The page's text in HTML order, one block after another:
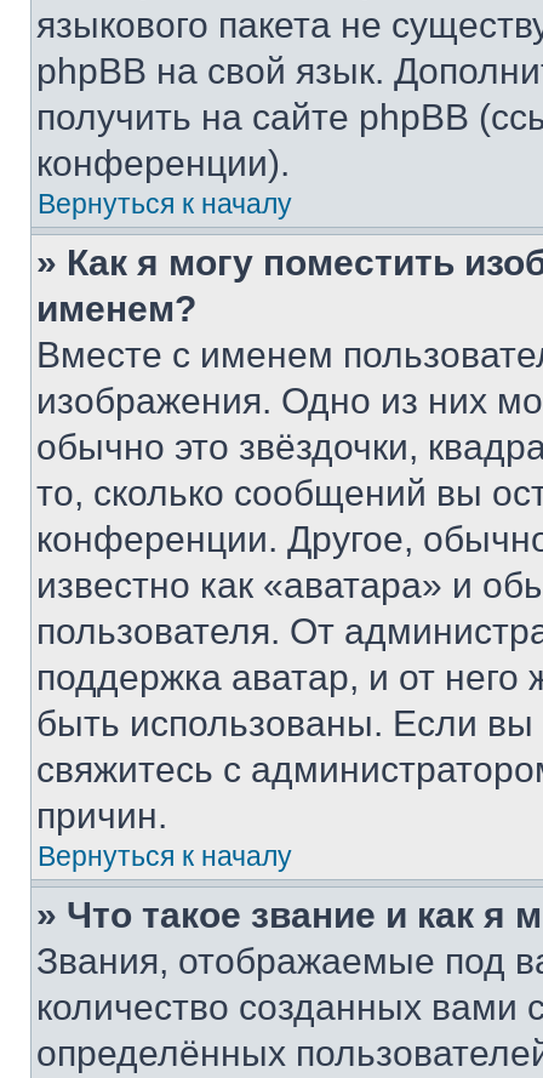
языкового пакета не
phpBB на свой язык.
получить на сайте phpBB
конференции).
Вернуться к началу
» Как я могу поместить
именем?
Вместе с именем
изображения. Одно из них
обычно это звёздочки,
то, сколько сообщений вы
конференции. Другое,
известно как «аватара» и
пользователя. От
поддержка аватар, и от него
быть использованы. Если
свяжитесь с
причин.
Вернуться к началу
» Что такое звание и как я
Звания, отображаемые под
количество созданных
определённых